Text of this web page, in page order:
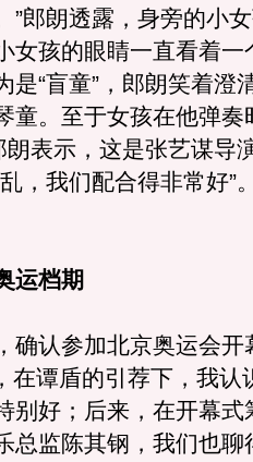
”郎朗透露，身旁的小
女孩的眼睛一直看着一
是“盲童”，郎朗笑着澄
童。至于女孩在他弹奏
朗表示，这是张艺谋导
，我们配合得非常好”
运档期
认参加北京奥运会开
在谭盾的引荐下，我认
别好；后来，在开幕式
总监陈其钢，我们也聊